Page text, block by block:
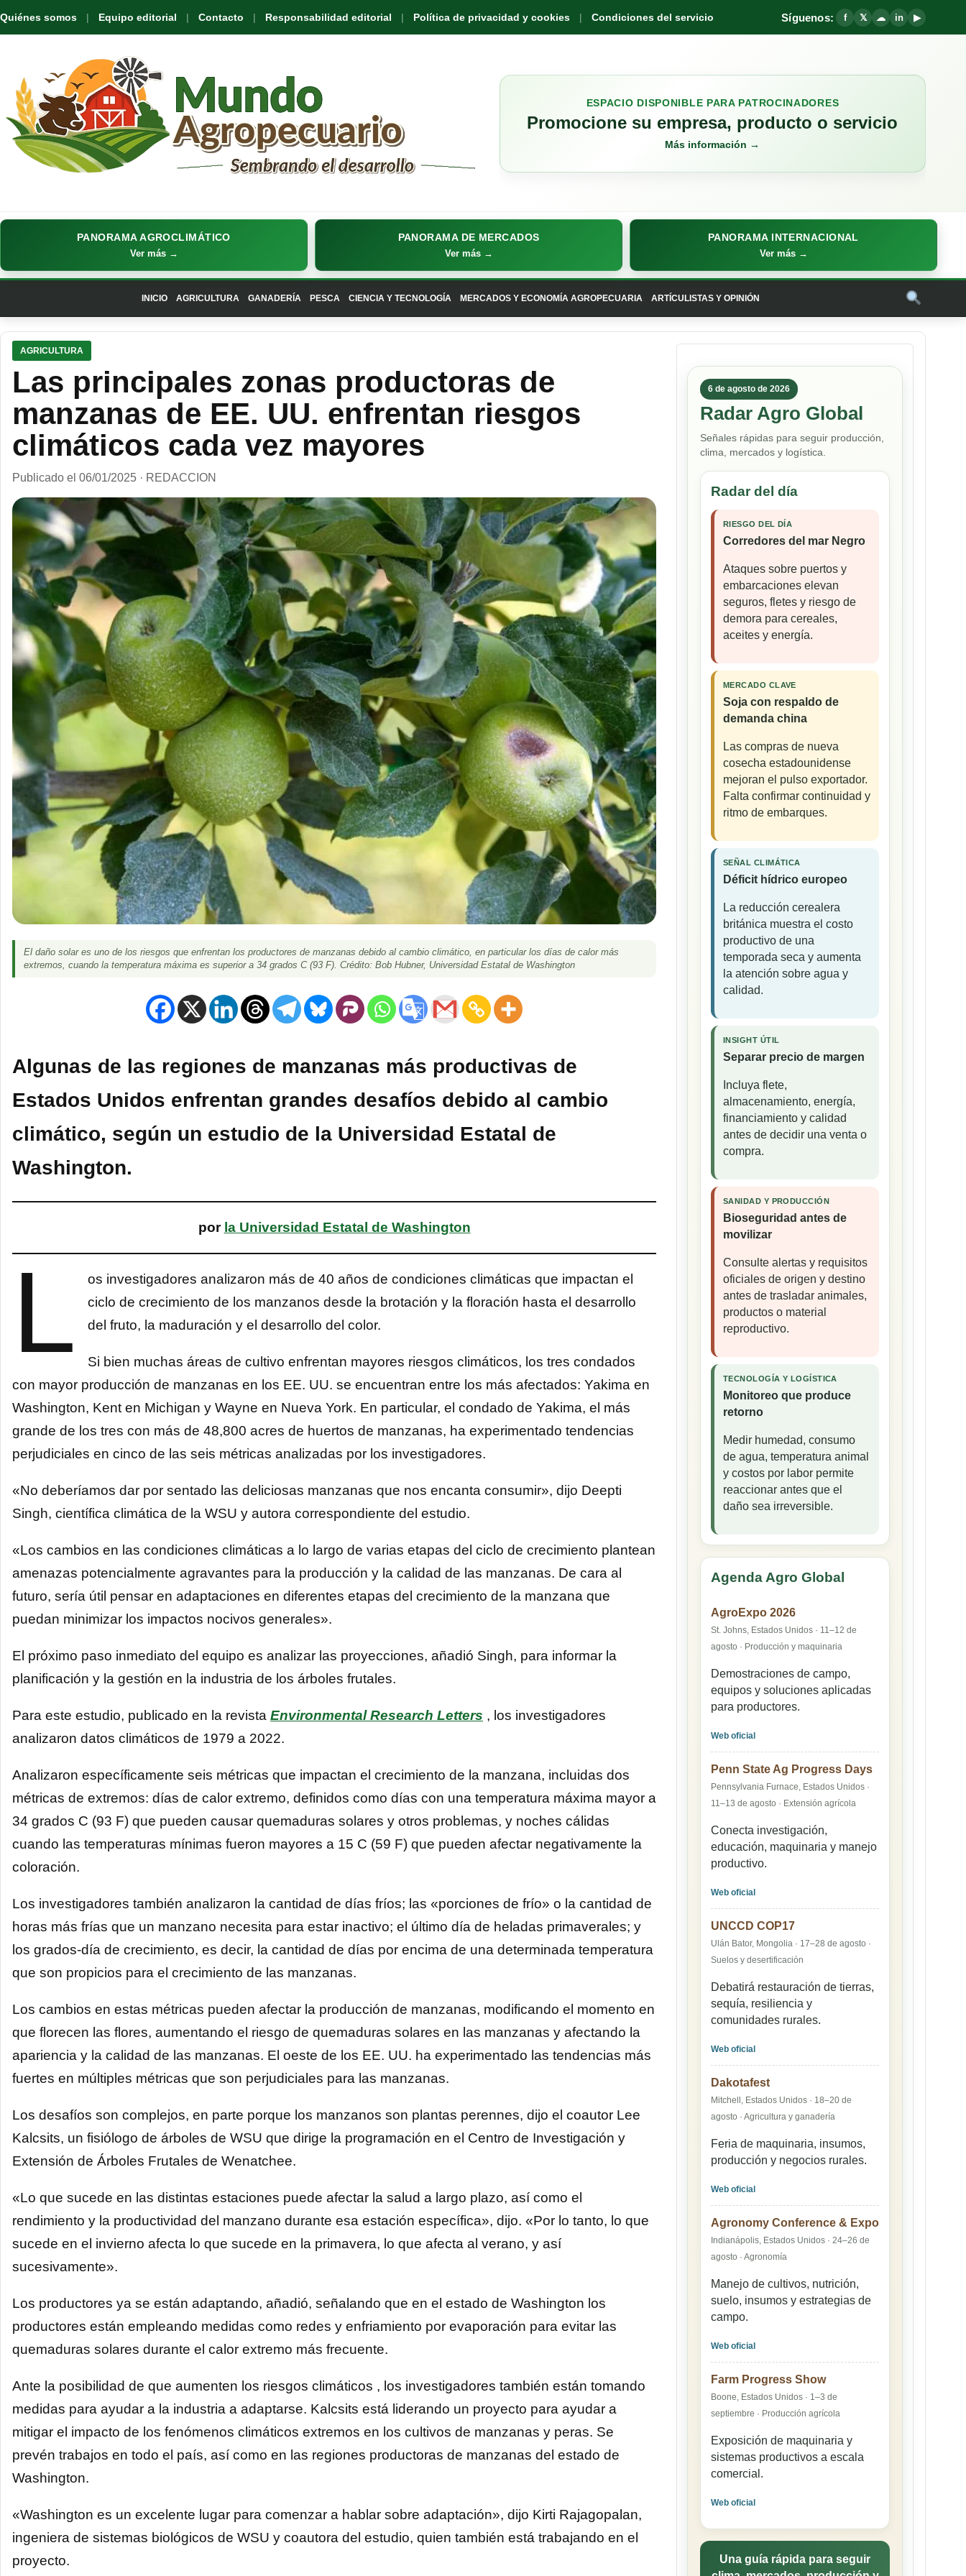
Quiénes somos Equipo editorial Contacto Responsabilidad editorial Política de privacidad y cookies Condiciones del servicio Síguenos: f 𝕏 ☁ in ▶
ESPACIO DISPONIBLE PARA PATROCINADORES
Promocione su empresa, producto o servicio
Más información →
PANORAMA AGROCLIMÁTICO
Ver más →
PANORAMA DE MERCADOS
Ver más →
PANORAMA INTERNACIONAL
Ver más →
INICIO AGRICULTURA GANADERÍA PESCA CIENCIA Y TECNOLOGÍA MERCADOS Y ECONOMÍA AGROPECUARIA ARTÍCULISTAS Y OPINIÓN
AGRICULTURA
Las principales zonas productoras de
manzanas de EE. UU. enfrentan riesgos
climáticos cada vez mayores
Publicado el 06/01/2025 · REDACCION
El daño solar es uno de los riesgos que enfrentan los productores de manzanas debido al cambio climático, en particular los días de calor más
extremos, cuando la temperatura máxima es superior a 34 grados C (93 F). Crédito: Bob Hubner, Universidad Estatal de Washington
Algunas de las regiones de manzanas más productivas de
Estados Unidos enfrentan grandes desafíos debido al cambio
climático, según un estudio de la Universidad Estatal de
Washington.
por la Universidad Estatal de Washington
L
os investigadores analizaron más de 40 años de condiciones climáticas que impactan el
ciclo de crecimiento de los manzanos desde la brotación y la floración hasta el desarrollo
del fruto, la maduración y el desarrollo del color.
Si bien muchas áreas de cultivo enfrentan mayores riesgos climáticos, los tres condados
con mayor producción de manzanas en los EE. UU. se encuentran entre los más afectados: Yakima en
Washington, Kent en Michigan y Wayne en Nueva York. En particular, el condado de Yakima, el más
grande de los tres con más de 48,800 acres de huertos de manzanas, ha experimentado tendencias
perjudiciales en cinco de las seis métricas analizadas por los investigadores.
«No deberíamos dar por sentado las deliciosas manzanas que nos encanta consumir», dijo Deepti
Singh, científica climática de la WSU y autora correspondiente del estudio.
«Los cambios en las condiciones climáticas a lo largo de varias etapas del ciclo de crecimiento plantean
amenazas potencialmente agravantes para la producción y la calidad de las manzanas. De cara al
futuro, sería útil pensar en adaptaciones en diferentes etapas del crecimiento de la manzana que
puedan minimizar los impactos nocivos generales».
El próximo paso inmediato del equipo es analizar las proyecciones, añadió Singh, para informar la
planificación y la gestión en la industria de los árboles frutales.
Para este estudio, publicado en la revista Environmental Research Letters , los investigadores
analizaron datos climáticos de 1979 a 2022.
Analizaron específicamente seis métricas que impactan el crecimiento de la manzana, incluidas dos
métricas de extremos: días de calor extremo, definidos como días con una temperatura máxima mayor a
34 grados C (93 F) que pueden causar quemaduras solares y otros problemas, y noches cálidas
cuando las temperaturas mínimas fueron mayores a 15 C (59 F) que pueden afectar negativamente la
coloración.
Los investigadores también analizaron la cantidad de días fríos; las «porciones de frío» o la cantidad de
horas más frías que un manzano necesita para estar inactivo; el último día de heladas primaverales; y
los grados-día de crecimiento, es decir, la cantidad de días por encima de una determinada temperatura
que son propicios para el crecimiento de las manzanas.
Los cambios en estas métricas pueden afectar la producción de manzanas, modificando el momento en
que florecen las flores, aumentando el riesgo de quemaduras solares en las manzanas y afectando la
apariencia y la calidad de las manzanas. El oeste de los EE. UU. ha experimentado las tendencias más
fuertes en múltiples métricas que son perjudiciales para las manzanas.
Los desafíos son complejos, en parte porque los manzanos son plantas perennes, dijo el coautor Lee
Kalcsits, un fisiólogo de árboles de WSU que dirige la programación en el Centro de Investigación y
Extensión de Árboles Frutales de Wenatchee.
«Lo que sucede en las distintas estaciones puede afectar la salud a largo plazo, así como el
rendimiento y la productividad del manzano durante esa estación específica», dijo. «Por lo tanto, lo que
sucede en el invierno afecta lo que sucede en la primavera, lo que afecta al verano, y así
sucesivamente».
Los productores ya se están adaptando, añadió, señalando que en el estado de Washington los
productores están empleando medidas como redes y enfriamiento por evaporación para evitar las
quemaduras solares durante el calor extremo más frecuente.
Ante la posibilidad de que aumenten los riesgos climáticos , los investigadores también están tomando
medidas para ayudar a la industria a adaptarse. Kalcsits está liderando un proyecto para ayudar a
mitigar el impacto de los fenómenos climáticos extremos en los cultivos de manzanas y peras. Se
prevén trabajos en todo el país, así como en las regiones productoras de manzanas del estado de
Washington.
«Washington es un excelente lugar para comenzar a hablar sobre adaptación», dijo Kirti Rajagopalan,
ingeniera de sistemas biológicos de WSU y coautora del estudio, quien también está trabajando en el
proyecto.
6 de agosto de 2026
Radar Agro Global
Señales rápidas para seguir producción,
clima, mercados y logística.
Radar del día
RIESGO DEL DÍA
Corredores del mar Negro
Ataques sobre puertos y
embarcaciones elevan
seguros, fletes y riesgo de
demora para cereales,
aceites y energía.
MERCADO CLAVE
Soja con respaldo de
demanda china
Las compras de nueva
cosecha estadounidense
mejoran el pulso exportador.
Falta confirmar continuidad y
ritmo de embarques.
SEÑAL CLIMÁTICA
Déficit hídrico europeo
La reducción cerealera
británica muestra el costo
productivo de una
temporada seca y aumenta
la atención sobre agua y
calidad.
INSIGHT ÚTIL
Separar precio de margen
Incluya flete,
almacenamiento, energía,
financiamiento y calidad
antes de decidir una venta o
compra.
SANIDAD Y PRODUCCIÓN
Bioseguridad antes de
movilizar
Consulte alertas y requisitos
oficiales de origen y destino
antes de trasladar animales,
productos o material
reproductivo.
TECNOLOGÍA Y LOGÍSTICA
Monitoreo que produce
retorno
Medir humedad, consumo
de agua, temperatura animal
y costos por labor permite
reaccionar antes que el
daño sea irreversible.
Agenda Agro Global
AgroExpo 2026
St. Johns, Estados Unidos · 11–12 de
agosto · Producción y maquinaria
Demostraciones de campo,
equipos y soluciones aplicadas
para productores.
Web oficial
Penn State Ag Progress Days
Pennsylvania Furnace, Estados Unidos ·
11–13 de agosto · Extensión agrícola
Conecta investigación,
educación, maquinaria y manejo
productivo.
Web oficial
UNCCD COP17
Ulán Bator, Mongolia · 17–28 de agosto ·
Suelos y desertificación
Debatirá restauración de tierras,
sequía, resiliencia y
comunidades rurales.
Web oficial
Dakotafest
Mitchell, Estados Unidos · 18–20 de
agosto · Agricultura y ganadería
Feria de maquinaria, insumos,
producción y negocios rurales.
Web oficial
Agronomy Conference & Expo
Indianápolis, Estados Unidos · 24–26 de
agosto · Agronomía
Manejo de cultivos, nutrición,
suelo, insumos y estrategias de
campo.
Web oficial
Farm Progress Show
Boone, Estados Unidos · 1–3 de
septiembre · Producción agrícola
Exposición de maquinaria y
sistemas productivos a escala
comercial.
Web oficial
Una guía rápida para seguir